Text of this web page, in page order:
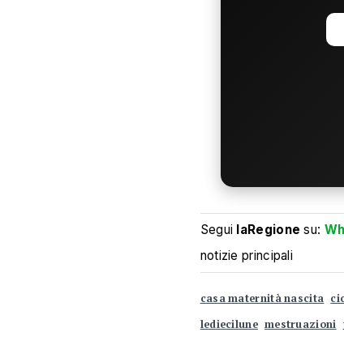
Segui laRegione su:
notizie principali
casa maternità nascita
lediecilune mestruazioni